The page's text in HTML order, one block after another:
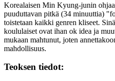
Korealaisen Min Kyung-junin
puuduttavan pitkä (34 minuuttia)
toistetaan kaikki genren kliseet.
koululaiset ovat ihan ok idea ja
mukaan mahtunut, joten
mahdollisuus.
Teoksen tiedot: